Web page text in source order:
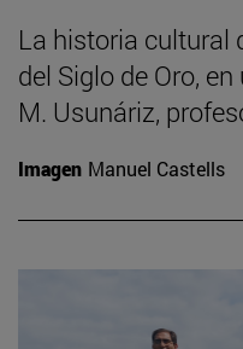
La historia cultural
del Siglo de Oro,
M. Usunáriz,
Imagen Manuel Castells